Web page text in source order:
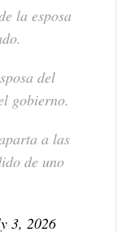
la esposa
del
gobierno.
a las
de uno
3, 2026